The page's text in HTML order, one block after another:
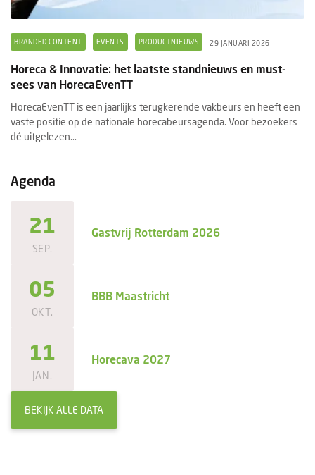
BRANDED CONTENT EVENTS PRODUCTNIEUWS 29 JANUARI 2026
Horeca & Innovatie: het laatste standnieuws en must-
sees van HorecaEvenTT
HorecaEvenTT is een jaarlijks terugkerende vakbeurs en heeft een
vaste positie op de nationale horecabeursagenda. Voor bezoekers
dé uitgelezen...
Agenda
21
SEP.
Gastvrij Rotterdam 2026
05
OKT.
BBB Maastricht
11
JAN.
Horecava 2027
BEKIJK ALLE DATA